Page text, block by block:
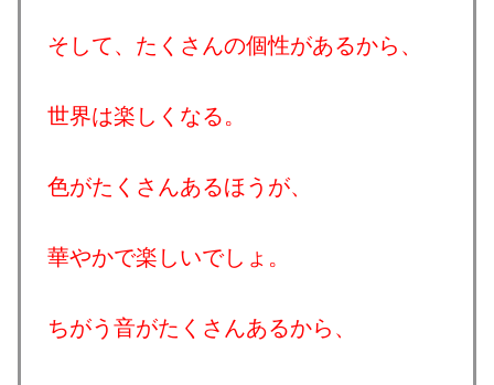
そして、たくさんの個性があるから、
世界は楽しくなる。
色がたくさんあるほうが、
華やかで楽しいでしょ。
ちがう音がたくさんあるから、